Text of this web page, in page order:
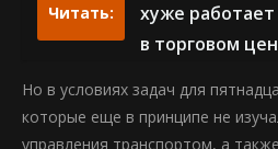
Читать:
хуже работает
в торговом
Но в условиях задач для
которые еще в принципе не
управления транспортом, а